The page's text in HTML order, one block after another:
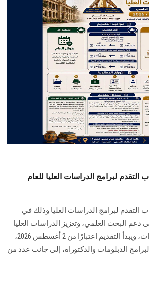
الدراسات العليا
الزائـرون
سجل الان
التقدم لبرامج الدراسات العليا للعام
التقدم لبرامج الدراسات العليا وذلك في
دعم البحث العلمي، وتعزيز الدراسات العليا
في مجالات الآثار والتراث، ويبدأ التقديم اعتبارًا من 2 أغسطس 2026،
وحتى 17 سبتمبر 2026 لبرامج الدبلومات والدكتوراه، إلى جانب عدد من